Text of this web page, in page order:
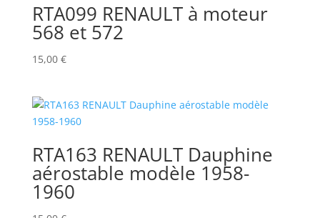
RTA099 RENAULT à moteur
568 et 572
15,00 €
RTA163 RENAULT Dauphine
aérostable modèle 1958-
1960